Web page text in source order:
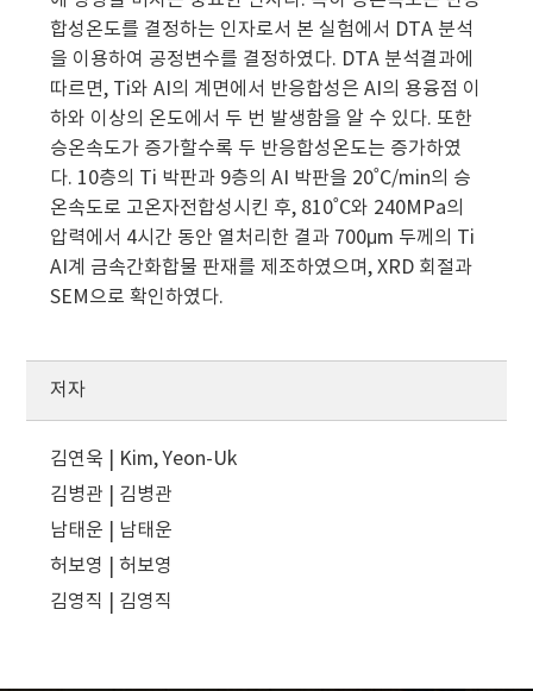
합성온도를 결정하는 인자로서 본 실험에서 DTA 분석
을 이용하여 공정변수를 결정하였다. DTA 분석결과에
따르면, Ti와 AI의 계면에서 반응합성은 AI의 용융점 이
하와 이상의 온도에서 두 번 발생함을 알 수 있다. 또한
승온속도가 증가할수록 두 반응합성온도는 증가하였
다. 10층의 Ti 박판과 9층의 AI 박판을 20˚C/min의 승
온속도로 고온자전합성시킨 후, 810˚C와 240MPa의
압력에서 4시간 동안 열처리한 결과 700μm 두께의 Ti
AI계 금속간화합물 판재를 제조하였으며, XRD 회절과
SEM으로 확인하였다.
저자
김연욱 | Kim, Yeon-Uk
김병관 | 김병관
남태운 | 남태운
허보영 | 허보영
김영직 | 김영직